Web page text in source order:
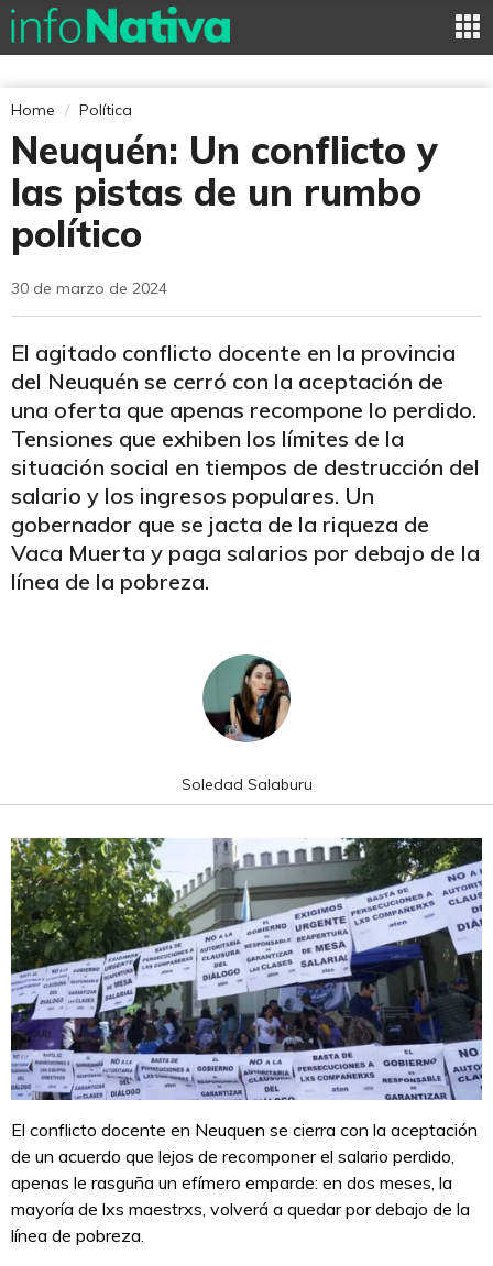
Home Política
Neuquén: Un conflicto y
las pistas de un rumbo
político
30 de marzo de 2024
El agitado conflicto docente en la provincia
del Neuquén se cerró con la aceptación de
una oferta que apenas recompone lo perdido.
Tensiones que exhiben los límites de la
situación social en tiempos de destrucción del
salario y los ingresos populares. Un
gobernador que se jacta de la riqueza de
Vaca Muerta y paga salarios por debajo de la
línea de la pobreza.
Soledad Salaburu
El conflicto docente en Neuquen se cierra con la aceptación
de un acuerdo que lejos de recomponer el salario perdido,
apenas le rasguña un efímero emparde: en dos meses, la
mayoría de lxs maestrxs, volverá a quedar por debajo de la
línea de pobreza.